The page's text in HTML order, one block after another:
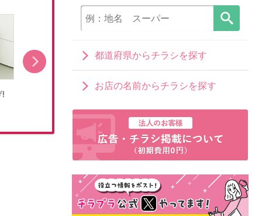
! RGBMiniLED新レグザが登場
都道府県からチラシを探す
お店の名前からチラシを探す